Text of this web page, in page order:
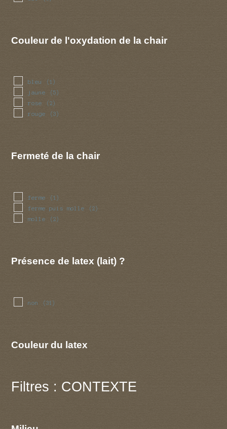
Couleur de l'oxydation de la chair
bleu (1)
jaune (5)
rose (2)
rouge (3)
Fermeté de la chair
ferme (1)
ferme puis molle (2)
molle (2)
Présence de latex (lait) ?
non (31)
Couleur du latex
Filtres : CONTEXTE